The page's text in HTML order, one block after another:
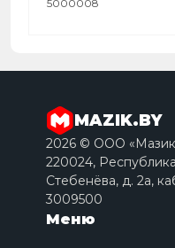
5000008
MAZIK.BY
2026 © ООО
220024,
Стебенёва, д. 2a,
3009500
Меню